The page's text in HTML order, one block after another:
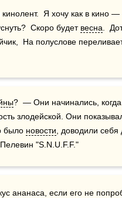
Скоро будет весна .
На полуслове
?  — Они начинались,
злодейской. Они
было новости , доводили
"S.N.U.F.F."
ананаса, если его не